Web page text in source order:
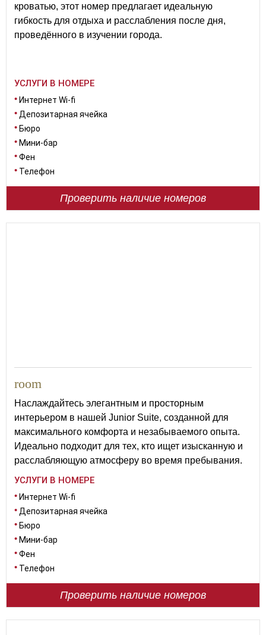
кроватью, этот номер предлагает идеальную
гибкость для отдыха и расслабления после дня,
проведённого в изучении города.
УСЛУГИ В НОМЕРЕ
Интернет Wi-fi
Депозитарная ячейка
Бюро
Мини-бар
Фен
Телефон
Проверить наличие номеров
room
Наслаждайтесь элегантным и просторным
интерьером в нашей Junior Suite, созданной для
максимального комфорта и незабываемого опыта.
Идеально подходит для тех, кто ищет изысканную и
расслабляющую атмосферу во время пребывания.
УСЛУГИ В НОМЕРЕ
Интернет Wi-fi
Депозитарная ячейка
Бюро
Мини-бар
Фен
Телефон
Проверить наличие номеров